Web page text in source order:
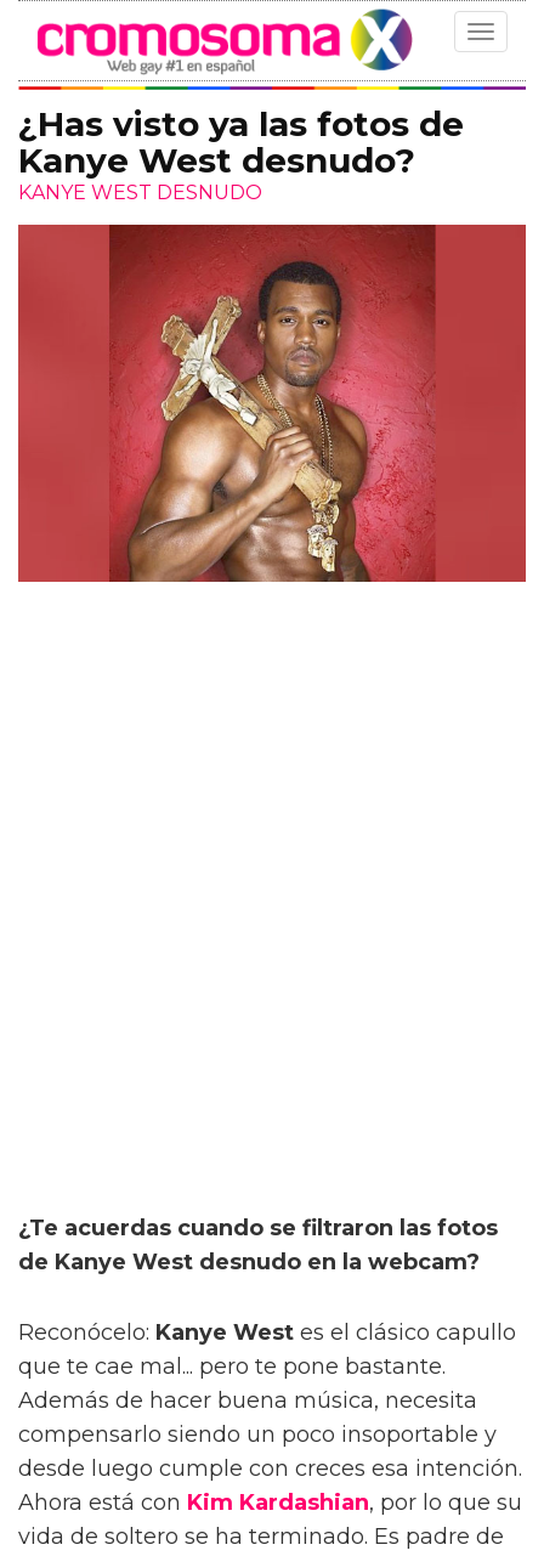
Toggle
¿Has visto ya las fotos de
Kanye West desnudo?
KANYE WEST DESNUDO
¿Te acuerdas cuando se filtraron las fotos
de Kanye West desnudo en la webcam?
Reconócelo: Kanye West es el clásico capullo
que te cae mal... pero te pone bastante.
Además de hacer buena música, necesita
compensarlo siendo un poco insoportable y
desde luego cumple con creces esa intención.
Ahora está con Kim Kardashian, por lo que su
vida de soltero se ha terminado. Es padre de